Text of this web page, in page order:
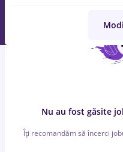
Nu au fost găsite
Îți recomandăm să încerci